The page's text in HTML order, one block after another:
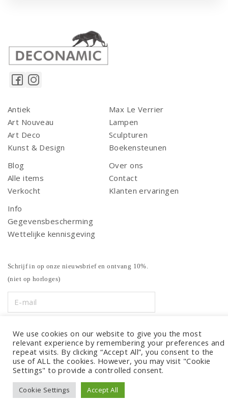
Antiek
Art Nouveau
Art Deco
Kunst & Design
Max Le Verrier
Lampen
Sculpturen
Boekensteunen
Blog
Alle items
Verkocht
Over ons
Contact
Klanten ervaringen
Info
Gegevensbescherming
Wettelijke kennisgeving
Schrijf in op onze nieuwsbrief en ontvang 10%.
(niet op horloges)
We use cookies on our website to give you the most
relevant experience by remembering your preferences and
repeat visits. By clicking “Accept All”, you consent to the
use of ALL the cookies. However, you may visit "Cookie
Settings" to provide a controlled consent.
Cookie Settings Accept All